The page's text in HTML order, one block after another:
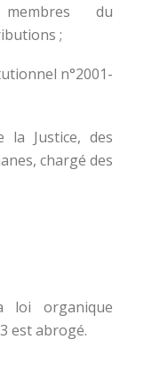
du
;
n°2001-
Justice, des
chargé des
loi organique
est abrogé.